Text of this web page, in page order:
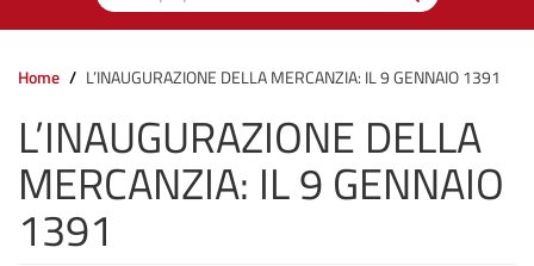
Scrivi qui quello che stai cercando
Home L’INAUGURAZIONE DELLA MERCANZIA: IL 9 GENNAIO 1391
L’INAUGURAZIONE DELLA
MERCANZIA: IL 9 GENNAIO
1391